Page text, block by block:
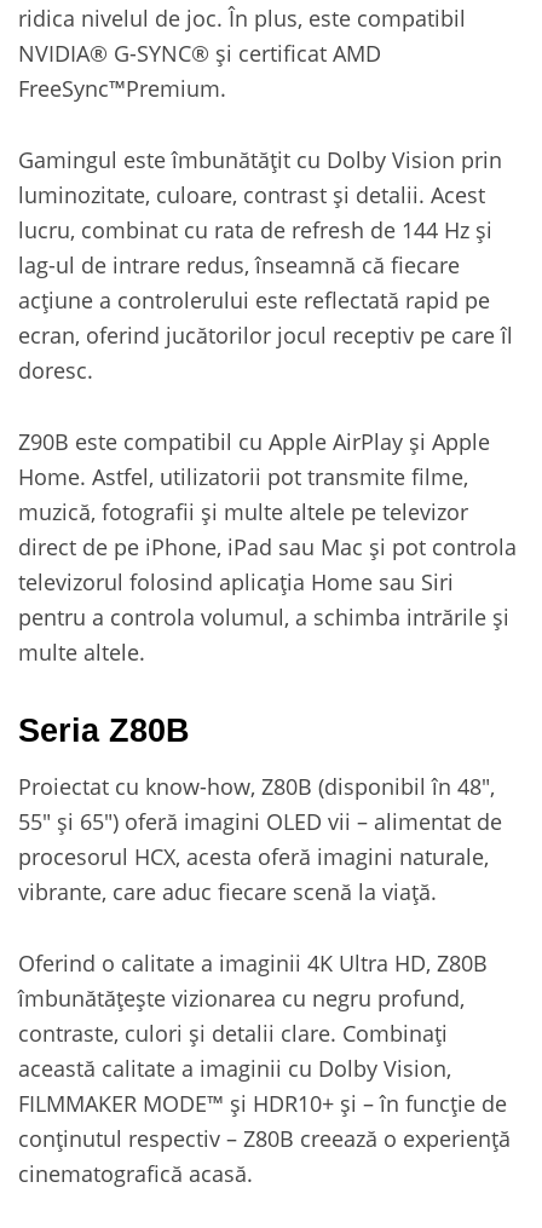
ridica nivelul de joc. În plus, este compatibil
NVIDIA® G-SYNC® și certificat AMD
FreeSync™Premium.
Gamingul este îmbunătățit cu Dolby Vision prin
luminozitate, culoare, contrast și detalii. Acest
lucru, combinat cu rata de refresh de 144 Hz și
lag-ul de intrare redus, înseamnă că fiecare
acțiune a controlerului este reflectată rapid pe
ecran, oferind jucătorilor jocul receptiv pe care îl
doresc.
Z90B este compatibil cu Apple AirPlay și Apple
Home. Astfel, utilizatorii pot transmite filme,
muzică, fotografii și multe altele pe televizor
direct de pe iPhone, iPad sau Mac și pot controla
televizorul folosind aplicația Home sau Siri
pentru a controla volumul, a schimba intrările și
multe altele.
Seria Z80B
Proiectat cu know-how, Z80B (disponibil în 48″,
55″ și 65″) oferă imagini OLED vii – alimentat de
procesorul HCX, acesta oferă imagini naturale,
vibrante, care aduc fiecare scenă la viață.
Oferind o calitate a imaginii 4K Ultra HD, Z80B
îmbunătățește vizionarea cu negru profund,
contraste, culori și detalii clare. Combinați
această calitate a imaginii cu Dolby Vision,
FILMMAKER MODE™ și HDR10+ și – în funcție de
conținutul respectiv – Z80B creează o experiență
cinematografică acasă.